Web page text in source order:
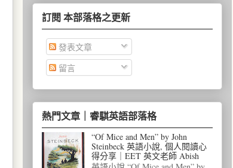
訂閱 本部落格之更新
發表文章
留言
熱門文章｜睿騏英語部落格
“Of Mice and Men” by John
Steinbeck 英語小說, 個人閱讀心
得分享｜EET 英文老師 Abish